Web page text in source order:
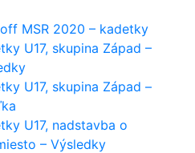
MSR 2020 – kadetky
U17, skupina Západ –
U17, skupina Západ –
U17, nadstavba o
– Výsledky